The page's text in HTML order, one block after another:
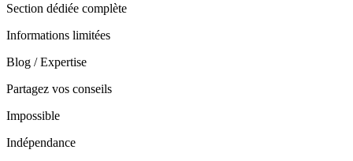
Section dédiée complète
Informations limitées
Blog / Expertise
Partagez vos conseils
Impossible
Indépendance